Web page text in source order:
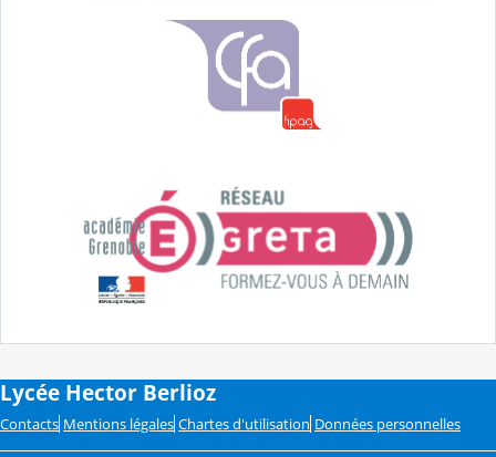
Lycée Hector Berlioz
Contacts Mentions légales Chartes d'utilisation Données personnelles